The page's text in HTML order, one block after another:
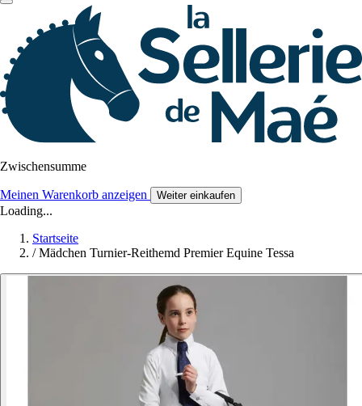
Zwischensumme
Meinen Warenkorb anzeigen Weiter einkaufen
Loading...
Startseite
/ Mädchen Turnier-Reithemd Premier Equine Tessa